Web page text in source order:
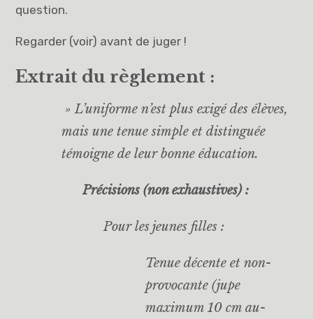
question.
Regarder (voir) avant de juger !
Extrait du règlement :
» L’uniforme n’est plus exigé des élèves,
mais une tenue simple et distinguée
témoigne de leur bonne éducation.
Précisions (non exhaustives) :
Pour les jeunes filles :
Tenue décente et non-
provocante (jupe
maximum 10 cm au-